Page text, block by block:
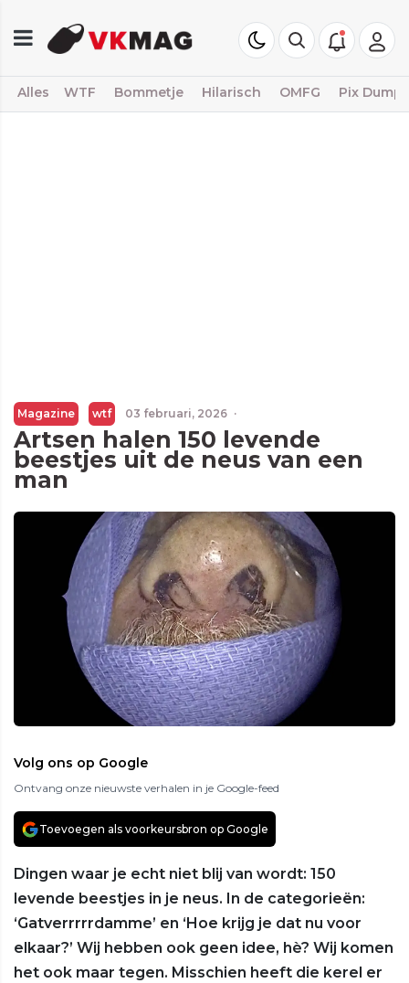
Alles WTF Bommetje Hilarisch OMFG Pix Dump
Magazine wtf 03 februari, 2026 ·
Artsen halen 150 levende
beestjes uit de neus van een
man
Volg ons op Google
Ontvang onze nieuwste verhalen in je Google-feed
Toevoegen als voorkeursbron op Google
Dingen waar je echt niet blij van wordt: 150
levende beestjes in je neus. In de categorieën:
‘Gatverrrrrdamme’ en ‘Hoe krijg je dat nu voor
elkaar?’ Wij hebben ook geen idee, hè? Wij komen
het ook maar tegen. Misschien heeft die kerel er